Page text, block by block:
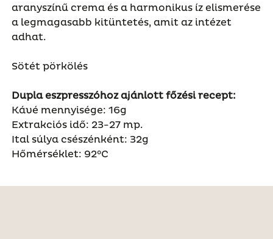
aranyszínű crema és a harmonikus íz elismerése
a legmagasabb kitüntetés, amit az intézet
adhat.
Sötét pörkölés
Dupla eszpresszóhoz ajánlott főzési recept:
Kávé mennyisége: 16g
Extrakciós idő: 23-27 mp.
Ital súlya csészénként: 32g
Hőmérséklet: 92°C